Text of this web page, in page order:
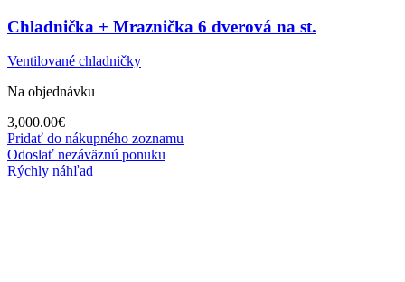
Chladnička + Mraznička 6 dverová na st.
Ventilované chladničky
Na objednávku
3,000.00€
Pridať do nákupného zoznamu
Odoslať nezáväznú ponuku
Rýchly náhľad